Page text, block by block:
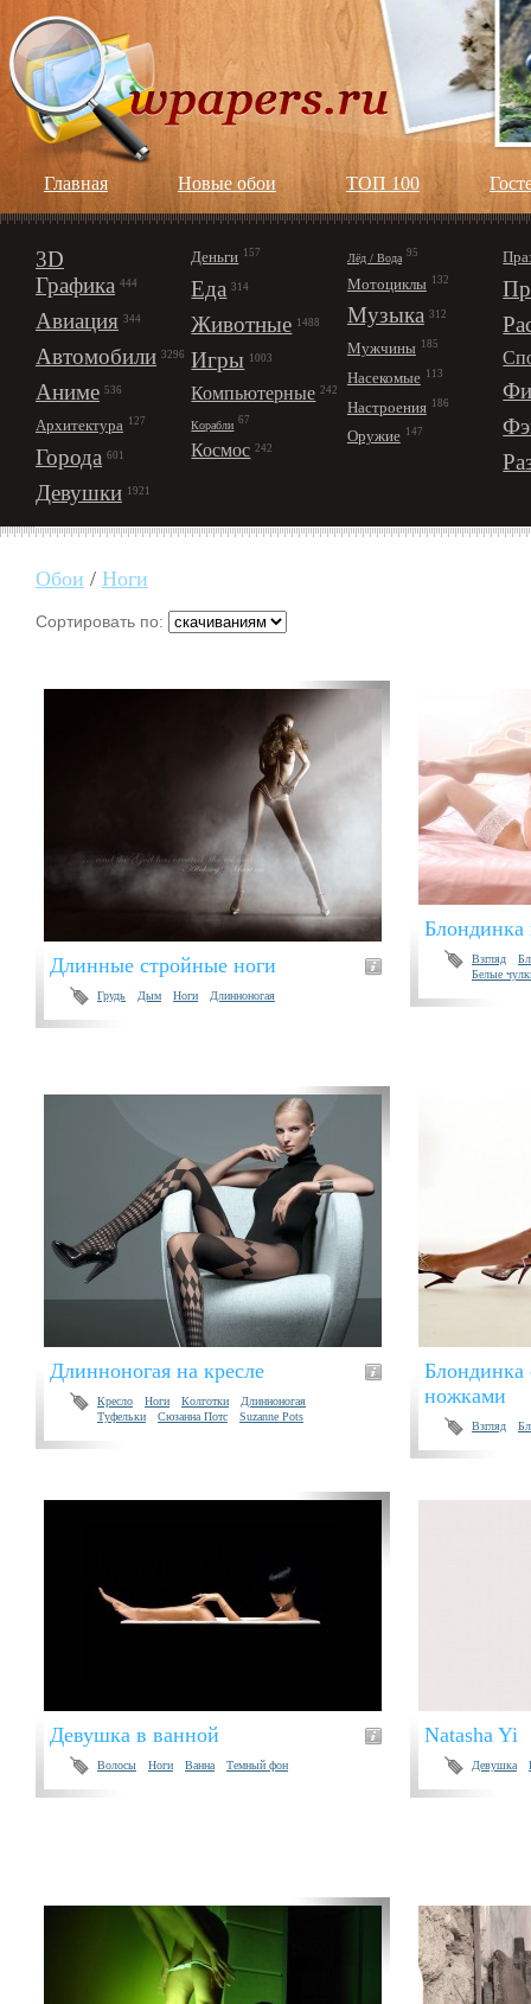
Главная Новые обои ТОП 100
3D
Графика 444
Авиация 344
Автомобили 3296
Аниме 536
Архитектура 127
Города 601
Девушки 1921
Деньги 157
Еда 314
Животные 1488
Игры 1003
Компьютерные 242
Корабли 67
Космос 242
Лёд / Вода 95
Мотоциклы 132
Музыка 312
Мужчины 185
Насекомые 113
Настроения 186
Оружие 147
Обои / Ноги
Сортировать по:
Длинные стройные ноги
Грудь Дым Ноги Длинноногая
Блондинка
Взгляд
Белые
Длинноногая на кресле
Кресло Ноги Колготки
Длинноногая
Туфельки
Сюзанна Потс Suzanne Pots
Блондинка
ножками
Взгляд
Девушка в ванной
Волосы Ноги Ванна Темный фон
Natasha Yi
Девушка